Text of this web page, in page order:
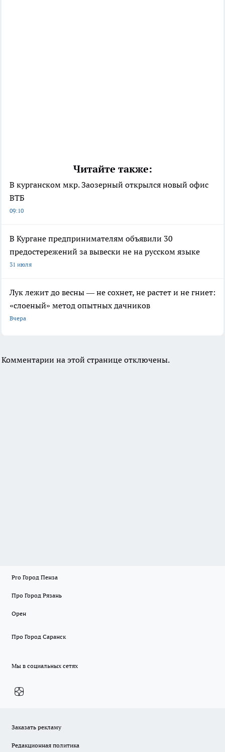
Читайте также:
В курганском мкр. Заозерный открылся новый офис
ВТБ
09:10
В Кургане предпринимателям объявили 30
предостережений за вывески не на русском языке
31 июля
Лук лежит до весны — не сохнет, не растет и не гниет:
«слоеный» метод опытных дачников
Вчера
Комментарии на этой странице отключены.
Pro Город Пенза
Про Город Рязань
Орен
Про Город Саранск
Мы в социальных сетях
Заказать рекламу
Редакционная политика